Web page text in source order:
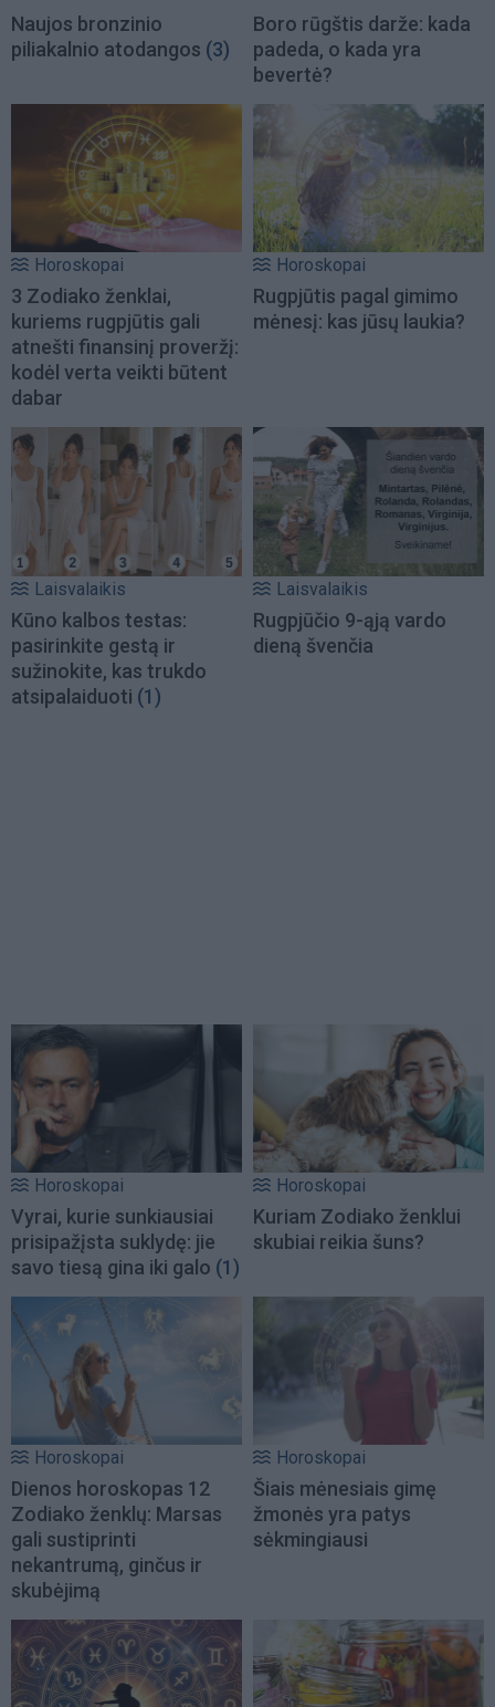
Naujos bronzinio
piliakalnio atodangos (3)
Boro rūgštis darže: kada
padeda, o kada yra
bevertė?
Horoskopai
3 Zodiako ženklai,
kuriems rugpjūtis gali
atnešti finansinį proveržį:
kodėl verta veikti būtent
dabar
Horoskopai
Rugpjūtis pagal gimimo
mėnesį: kas jūsų laukia?
Laisvalaikis
Kūno kalbos testas:
pasirinkite gestą ir
sužinokite, kas trukdo
atsipalaiduoti (1)
Laisvalaikis
Rugpjūčio 9-ąją vardo
dieną švenčia
Horoskopai
Vyrai, kurie sunkiausiai
prisipažįsta suklydę: jie
savo tiesą gina iki galo (1)
Horoskopai
Kuriam Zodiako ženklui
skubiai reikia šuns?
Horoskopai
Dienos horoskopas 12
Zodiako ženklų: Marsas
gali sustiprinti
nekantrumą, ginčus ir
skubėjimą
Horoskopai
Šiais mėnesiais gimę
žmonės yra patys
sėkmingiausi